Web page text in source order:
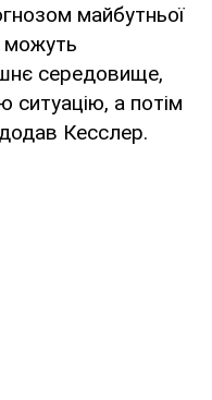
майбутньої
можуть
середовище,
а потім
Кесслер.